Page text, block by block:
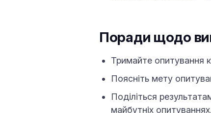
Поради щодо
Тримайте опитування
Поясніть мету
Поділіться
майбутніх опитуваннях.